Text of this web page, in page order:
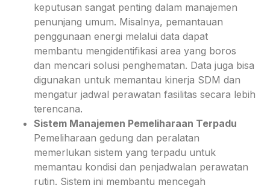
keputusan sangat penting dalam manajemen
penunjang umum. Misalnya, pemantauan
penggunaan energi melalui data dapat
membantu mengidentifikasi area yang boros
dan mencari solusi penghematan. Data juga bisa
digunakan untuk memantau kinerja SDM dan
mengatur jadwal perawatan fasilitas secara lebih
terencana.
Sistem Manajemen Pemeliharaan Terpadu
Pemeliharaan gedung dan peralatan
memerlukan sistem yang terpadu untuk
memantau kondisi dan penjadwalan perawatan
rutin. Sistem ini membantu mencegah